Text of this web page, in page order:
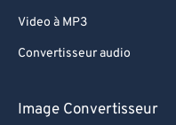
Video à MP3
Convertisseur audio
Image Convertisseur